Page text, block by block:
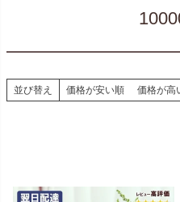
並び替え 価格が安い順 価格が高